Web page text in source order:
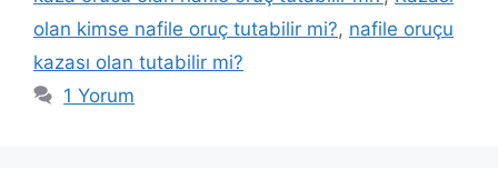
olan kimse nafile oruç tutabilir mi?, nafile oruçu
kazası olan tutabilir mi?
1 Yorum